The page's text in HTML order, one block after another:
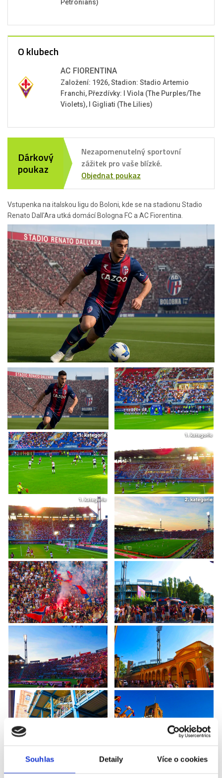
Souhlas Detaily Více o cookies
Vstupenka na italskou ligu do Boloni, kde se na stadionu Stadio
Renato Dall'Ara utká domácí Bologna FC a AC Fiorentina.
Petronians)
O klubech
AC FIORENTINA
Založení: 1926, Stadion: Stadio Artemio
Franchi, Přezdívky: I Viola (The Purples/The
Violets), I Gigliati (The Lilies)
Dárkový
poukaz
Nezapomenutelný sportovní
zážitek pro vaše blízké.
Objednat poukaz